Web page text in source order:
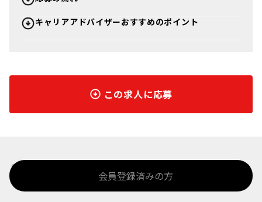
キャリアアドバイザーおすすめのポイント
この求人に応募
%>
会員登録済みの方